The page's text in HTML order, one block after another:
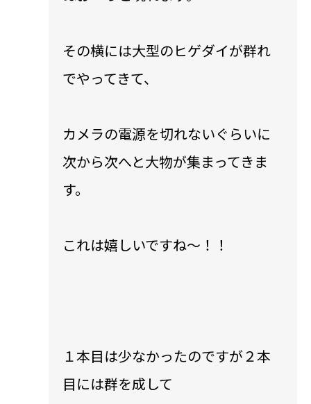
その横には大型のヒゲダイが群れ
でやってきて、
カメラの電源を切れないぐらいに
次から次へと大物が集まってきま
す。
これは嬉しいですね〜！！
１本目は少なかったのですが２本
目には群を成して